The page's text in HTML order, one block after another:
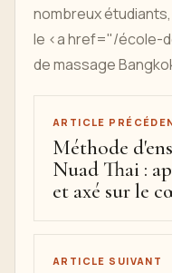
nombreux
le <a href="/école-
de massage
ARTICLE
Méthode
Nuad Thai :
et axé sur le
ARTICLE SUIVANT